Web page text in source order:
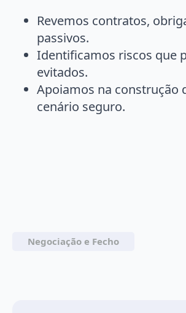
Revemos contratos,
passivos.
Identificamos riscos que
evitados.
Apoiamos na construção
cenário seguro.
Negociação e Fecho